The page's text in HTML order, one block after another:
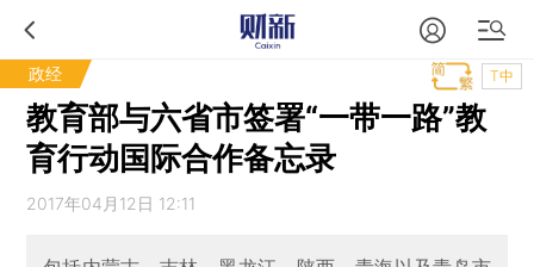
政经 T中
教育部与六省市签署“一带一路”教
育行动国际合作备忘录
2017年04月12日 12:11